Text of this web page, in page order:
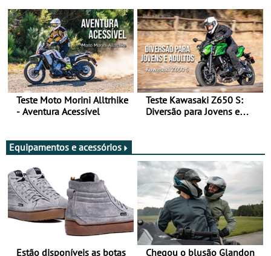
Teste Moto Morini Alltrhike
- Aventura Acessível
Teste Kawasaki Z650 S:
Diversão para Jovens e
Equipamentos e acessórios
Estão disponíveis as botas
Chegou o blusão Glandon